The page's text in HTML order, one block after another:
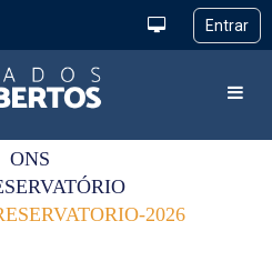
ONS
2026